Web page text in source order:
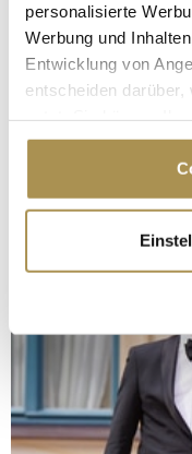
personalisierte
Werbung und
Entwicklung von
entscheiden
Cookie-Erklärung
Trigger Symbol
erfassen,
bestimmten
Erfahren Sie mehr
verarbeitet werden,
Abschnitt